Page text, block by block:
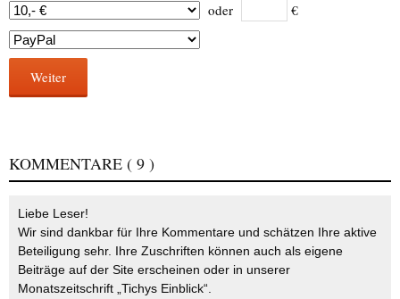
oder €
Weiter
KOMMENTARE ( 9 )
Liebe Leser!
Wir sind dankbar für Ihre Kommentare und schätzen Ihre aktive
Beteiligung sehr. Ihre Zuschriften können auch als eigene
Beiträge auf der Site erscheinen oder in unserer
Monatszeitschrift „Tichys Einblick“.